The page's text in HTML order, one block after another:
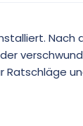
Nach
Ratschläge